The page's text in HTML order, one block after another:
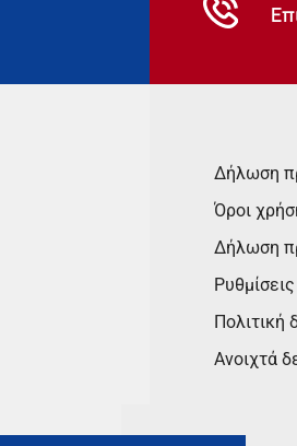
Δήλωση
Όροι
Δήλωση
Πολιτική
Ανοιχτά